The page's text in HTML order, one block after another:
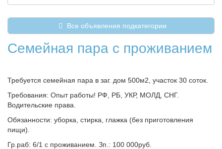
Все объявления подкатегории
Семейная пара с проживанием
Требуется семейная пара в заг. дом 500м2, участок 30 соток.
Требования: Опыт работы! РФ, РБ, УКР, МОЛД, СНГ.
Водительские права.
Обязанности: уборка, стирка, глажка (без приготовления
пищи).
Гр.раб: 6/1 с проживанием. Зп.: 100 000руб.